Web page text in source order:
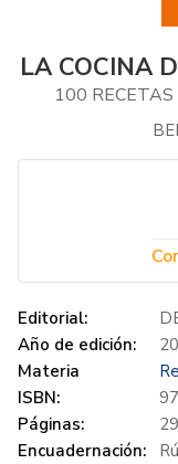
LA COCINA
100
Editorial:
Año de edición:
Materia
ISBN:
Páginas:
Encuadernación: